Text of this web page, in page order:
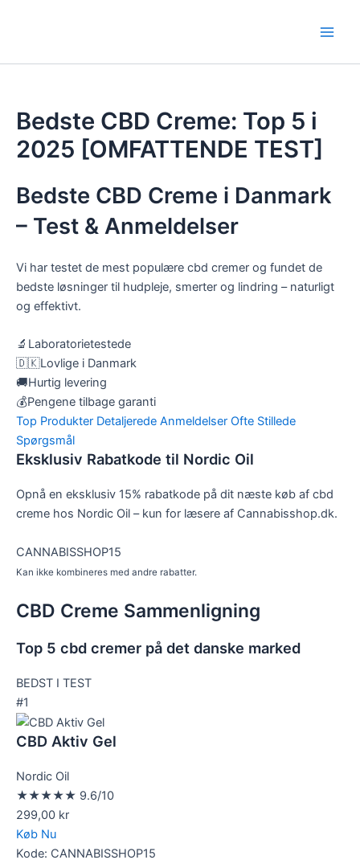
Bedste CBD Creme: Top 5 i
2025 [OMFATTENDE TEST]
Bedste CBD Creme i Danmark
– Test & Anmeldelser
Vi har testet de mest populære cbd cremer og fundet de
bedste løsninger til hudpleje, smerter og lindring – naturligt
og effektivt.
🔬 Laboratorietestede
🇩🇰Lovlige i Danmark
🚚Hurtig levering
💰Pengene tilbage garanti
Top Produkter Detaljerede Anmeldelser Ofte Stillede
Spørgsmål
Eksklusiv Rabatkode til Nordic Oil
Opnå en eksklusiv 15% rabatkode på dit næste køb af cbd
creme hos Nordic Oil – kun for læsere af Cannabisshop.dk.
CANNABISSHOP15
Kan ikke kombineres med andre rabatter.
CBD Creme Sammenligning
Top 5 cbd cremer på det danske marked
BEDST I TEST
#1
CBD Aktiv Gel
Nordic Oil
★★★★★ 9.6/10
299,00 kr
Køb Nu
Kode: CANNABISSHOP15